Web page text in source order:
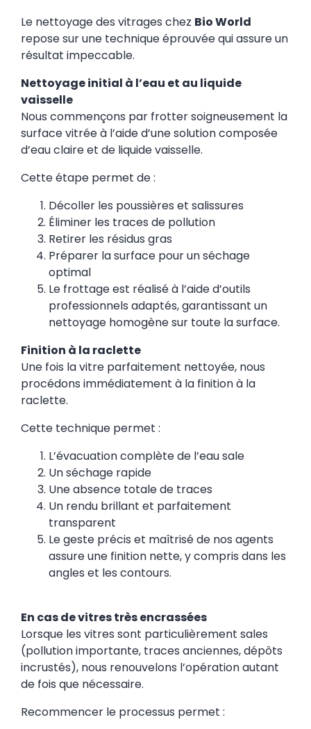
Le nettoyage des vitrages chez Bio World
repose sur une technique éprouvée qui assure un
résultat impeccable.
Nettoyage initial à l’eau et au liquide
vaisselle
Nous commençons par frotter soigneusement la
surface vitrée à l’aide d’une solution composée
d’eau claire et de liquide vaisselle.
Cette étape permet de :
Décoller les poussières et salissures
Éliminer les traces de pollution
Retirer les résidus gras
Préparer la surface pour un séchage
optimal
Le frottage est réalisé à l’aide d’outils
professionnels adaptés, garantissant un
nettoyage homogène sur toute la surface.
Finition à la raclette
Une fois la vitre parfaitement nettoyée, nous
procédons immédiatement à la finition à la
raclette.
Cette technique permet :
L’évacuation complète de l’eau sale
Un séchage rapide
Une absence totale de traces
Un rendu brillant et parfaitement
transparent
Le geste précis et maîtrisé de nos agents
assure une finition nette, y compris dans les
angles et les contours.
En cas de vitres très encrassées
Lorsque les vitres sont particulièrement sales
(pollution importante, traces anciennes, dépôts
incrustés), nous renouvelons l’opération autant
de fois que nécessaire.
Recommencer le processus permet :